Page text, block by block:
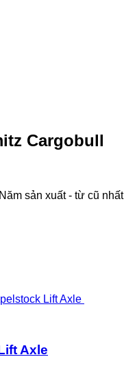
Cargobull
Năm sản xuất - từ cũ nhất
Axle